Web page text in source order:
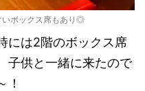
いボックス席もあり◎
には2階のボックス席
供と一緒に来たので
！